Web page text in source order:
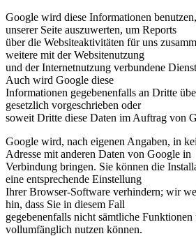
Google wird diese Informationen
unserer Seite auszuwerten, um Reports
über die Websiteaktivitäten für uns
weitere mit der Websitenutzung
und der Internetnutzung verbundene
Auch wird Google diese
Informationen gegebenenfalls an Dritte
gesetzlich vorgeschrieben oder
soweit Dritte diese Daten im Auftrag von
Google wird, nach eigenen Angaben, in
Adresse mit anderen Daten von Google in
Verbindung bringen. Sie können die
eine entsprechende Einstellung
Ihrer Browser-Software verhindern; wir
hin, dass Sie in diesem Fall
gegebenenfalls nicht sämtliche Funktionen
vollumfänglich nutzen können.